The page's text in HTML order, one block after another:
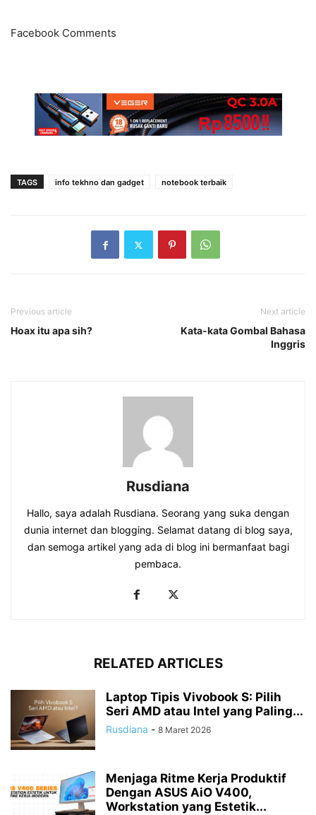
Facebook Comments
TAGS info tekhno dan gadget notebook terbaik
Previous article
Hoax itu apa sih?
Next article
Kata-kata Gombal Bahasa
Inggris
Rusdiana
Hallo, saya adalah Rusdiana. Seorang yang suka dengan
dunia internet dan blogging. Selamat datang di blog saya,
dan semoga artikel yang ada di blog ini bermanfaat bagi
pembaca.
RELATED ARTICLES
Laptop Tipis Vivobook S: Pilih
Seri AMD atau Intel yang Paling...
Rusdiana - 8 Maret 2026
Menjaga Ritme Kerja Produktif
Dengan ASUS AiO V400,
Workstation yang Estetik...